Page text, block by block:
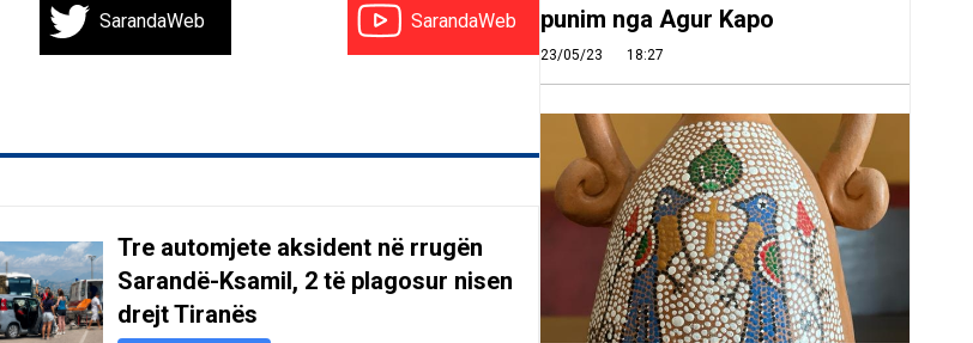
SarandaWeb SarandaWeb
Tre automjete aksident në rrugën
Sarandë-Ksamil, 2 të plagosur nisen
drejt Tiranës
punim nga Agur Kapo
23/05/23 18:27